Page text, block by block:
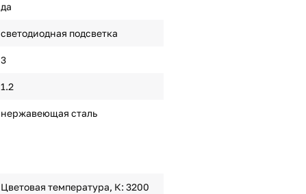
да
светодиодная подсветка
3
1.2
нержавеющая сталь
Цветовая температура, К: 3200